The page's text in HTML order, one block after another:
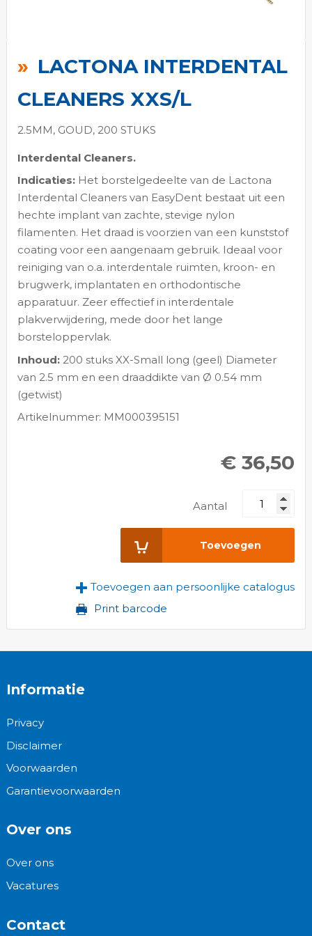
LACTONA INTERDENTAL
CLEANERS XXS/L
2.5MM, GOUD, 200 STUKS
Interdental Cleaners.
Indicaties:Het borstelgedeelte van de Lactona
Interdental Cleaners van EasyDent bestaat uit een
hechte implant van zachte, stevige nylon
filamenten. Het draad is voorzien van een kunststof
coating voor een aangenaam gebruik. Ideaal voor
reiniging van o.a. interdentale ruimten, kroon- en
brugwerk, implantaten en orthodontische
apparatuur. Zeer effectief in interdentale
plakverwijdering, mede door het lange
borsteloppervlak.
Inhoud:200 stuks XX-Small long (geel) Diameter
van 2.5 mm en een draaddikte van Ø 0.54 mm
(getwist)
Artikelnummer: MM000395151
€ 36,50
Aantal
Toevoegen
Toevoegen aan persoonlijke catalogus
Print barcode
het
begin
van
de
gallerij
Informatie
Privacy
Disclaimer
Voorwaarden
Garantievoorwaarden
Over ons
Over ons
Vacatures
Contact